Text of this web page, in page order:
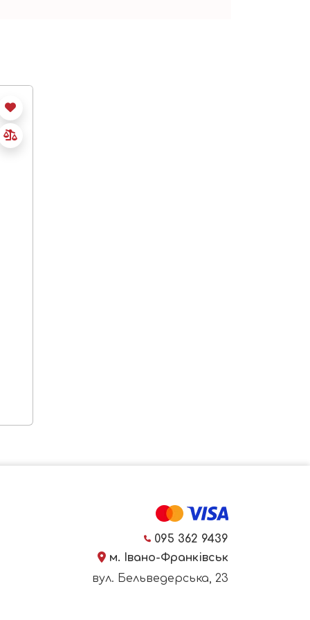
095 362 9439
м. Івано-Франківськ
вул. Бельведерська, 23